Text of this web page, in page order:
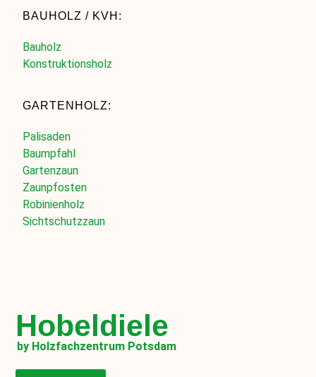
BAUHOLZ / KVH:
Bauholz
Konstruktionsholz
GARTENHOLZ:
Palisaden
Baumpfahl
Gartenzaun
Zaunpfosten
Robinienholz
Sichtschutzzaun
Hobeldiele
by Holzfachzentrum Potsdam